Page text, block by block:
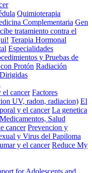
Quimioterapia
Complementaria Gen
tratamiento contra el
Terapia Hormonal
Especialidades
y Pruebas de
Protón Radiación
el cancer Factores
UV, radon, radiacion) El
y el cancer La genetica
Medicamentos, Salud
cancer Prevencion y
y Virus del Papiloma
y el cancer Reduce My
for Adolescents and